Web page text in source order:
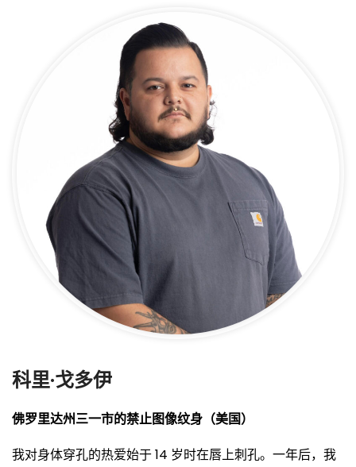
科里·戈多伊
佛罗里达州三一市的禁止图像纹身（美国）
我对身体穿孔的热爱始于 14 岁时在唇上刺孔。一年后，我